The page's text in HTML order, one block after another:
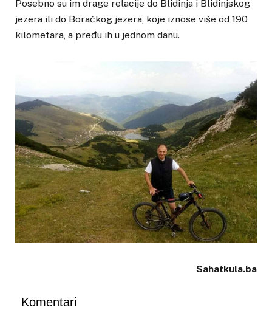
Posebno su im drage relacije do Blidinja i Blidinjskog
jezera ili do Boračkog jezera, koje iznose više od 190
kilometara, a pređu ih u jednom danu.
Sahatkula.ba
Komentari